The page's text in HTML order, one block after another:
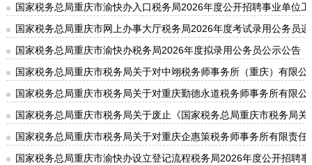
国家税务总局重庆市渝快办入口税务局2026年度公开招聘事业单位
国家税务总局重庆市网上办事大厅税务局2026年度考试录用公务员
国家税务总局重庆市渝快办税务局2026年度拟录用公务员公示公告
国家税务总局重庆市税务局关于对中翊税务师事务所（重庆）有限
国家税务总局重庆市税务局关于对重庆勤德永道税务师事务所有限
国家税务总局重庆市税务局关于废止《国家税务总局重庆市税务局
国家税务总局重庆市税务局关于对重庆企惠策税务师事务所有限责
国家税务总局重庆市渝快办设立登记流程税务局2026年度公开招聘